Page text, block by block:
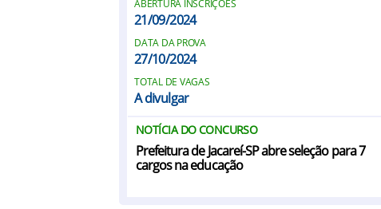
ABERTURA INSCRIÇÕES
21/09/2024
DATA DA PROVA
27/10/2024
TOTAL DE VAGAS
A divulgar
NOTÍCIA DO CONCURSO
Prefeitura de Jacareí-SP abre seleção para 7
cargos na educação